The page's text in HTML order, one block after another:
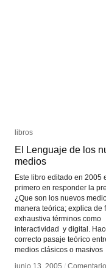
libros
El Lenguaje de los
medios
Este libro editado en 2005
primero en responder la
¿Que son los nuevos
manera teórica; explica de
exhaustiva términos como
interactividad y digital.
correcto pasaje teórico
medios clásicos o masivos
junio 13, 2005 /
libros
El Lenguaje de los
medios
junio 13, 2005 /